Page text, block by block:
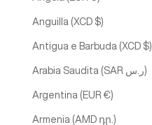
Anguilla (XCD $)
Antigua e Barbuda (XCD $)
Arabia Saudita (SAR ر.س)
Argentina (EUR €)
Armenia (AMD դր.)